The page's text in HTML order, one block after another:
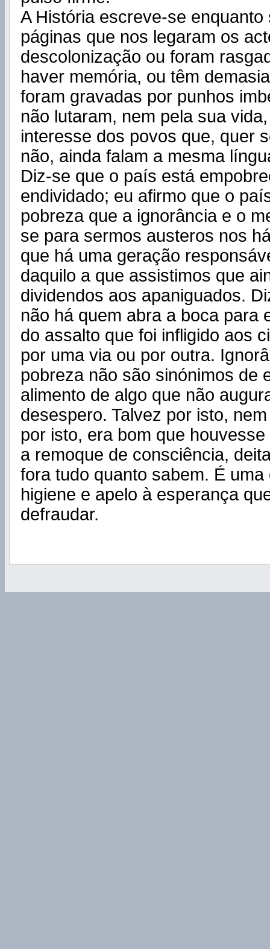
A História escreve-se
páginas que nos legaram os
descolonização ou foram
haver memória, ou têm
foram gravadas por punhos
não lutaram, nem pela sua
interesse dos povos que, quer
não, ainda falam a mesma
Diz-se que o país está
endividado; eu afirmo que o
pobreza que a ignorância e o
se para sermos austeros nos
que há uma geração
daquilo a que assistimos que
dividendos aos apaniguados.
não há quem abra a boca para
do assalto que foi infligido aos
por uma via ou por outra.
pobreza não são sinónimos de
alimento de algo que não
desespero. Talvez por isto,
por isto, era bom que
a remoque de consciência,
fora tudo quanto sabem. É uma
higiene e apelo à esperança
defraudar.